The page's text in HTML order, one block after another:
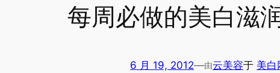
每周必做的美白滋
6 月 19, 2012—由云美容于 美白